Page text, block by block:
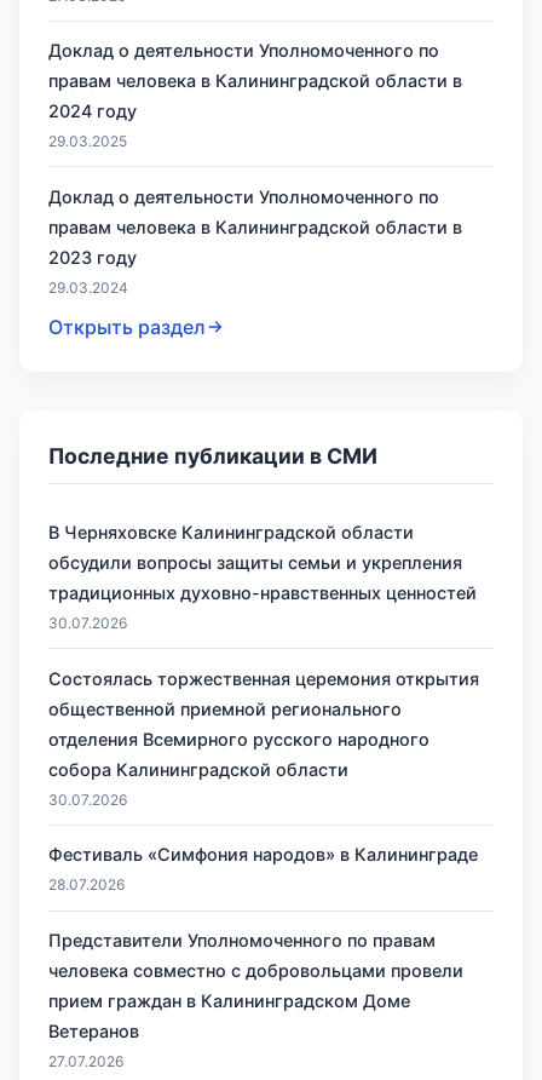
Доклад о деятельности Уполномоченного по
правам человека в Калининградской области в
2024 году
29.03.2025
Доклад о деятельности Уполномоченного по
правам человека в Калининградской области в
2023 году
29.03.2024
Открыть раздел
Последние публикации в СМИ
В Черняховске Калининградской области
обсудили вопросы защиты семьи и укрепления
традиционных духовно-нравственных ценностей
30.07.2026
Состоялась торжественная церемония открытия
общественной приемной регионального
отделения Всемирного русского народного
собора Калининградской области
30.07.2026
Фестиваль «Симфония народов» в Калининграде
28.07.2026
Представители Уполномоченного по правам
человека совместно с добровольцами провели
прием граждан в Калининградском Доме
Ветеранов
27.07.2026